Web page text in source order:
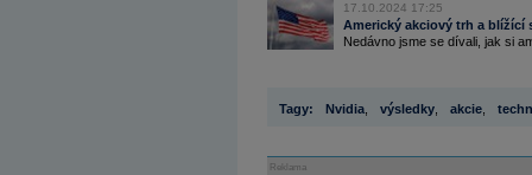
17.10.2024 17:25
Americký akciový trh a blížící
Nedávno jsme se dívali, jak si
Tagy: Nvidia výsledky akcie
Reklama